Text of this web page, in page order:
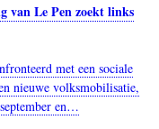
van Le Pen zoekt links
met een sociale
nieuwe volksmobilisatie,
en…